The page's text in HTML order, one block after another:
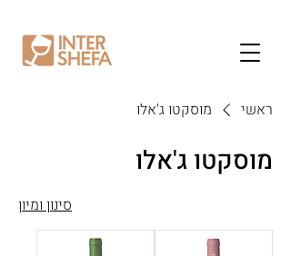
ראשי מוסקטו ג'אלו
מוסקטו ג'אלו
סינון ומיון